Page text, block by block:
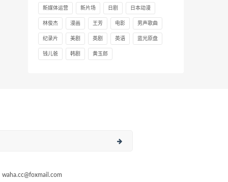
新媒体运营 新片场 日剧 日本动漫
林俊杰 漫画 王芳 电影 男声歌曲
纪录片 美剧 英剧 英语 蓝光原盘
钱儿爸 韩剧 黄玉郎